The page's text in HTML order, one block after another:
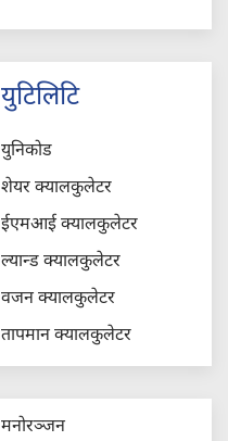
युटिलिटि
युनिकोड
शेयर क्यालकुलेटर
ईएमआई क्यालकुलेटर
ल्यान्ड क्यालकुलेटर
वजन क्यालकुलेटर
तापमान क्यालकुलेटर
मनोरञ्जन